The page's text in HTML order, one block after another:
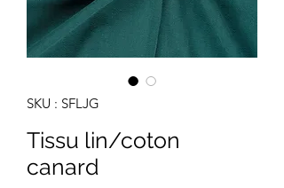
SKU : SFLJG
Tissu lin/coton
canard